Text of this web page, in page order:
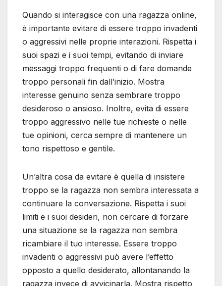
Quando si interagisce con una ragazza online,
è importante evitare di essere troppo invadenti
o aggressivi nelle proprie interazioni. Rispetta i
suoi spazi e i suoi tempi, evitando di inviare
messaggi troppo frequenti o di fare domande
troppo personali fin dall’inizio. Mostra
interesse genuino senza sembrare troppo
desideroso o ansioso. Inoltre, evita di essere
troppo aggressivo nelle tue richieste o nelle
tue opinioni, cerca sempre di mantenere un
tono rispettoso e gentile.
Un’altra cosa da evitare è quella di insistere
troppo se la ragazza non sembra interessata a
continuare la conversazione. Rispetta i suoi
limiti e i suoi desideri, non cercare di forzare
una situazione se la ragazza non sembra
ricambiare il tuo interesse. Essere troppo
invadenti o aggressivi può avere l’effetto
opposto a quello desiderato, allontanando la
ragazza invece di avvicinarla. Mostra rispetto